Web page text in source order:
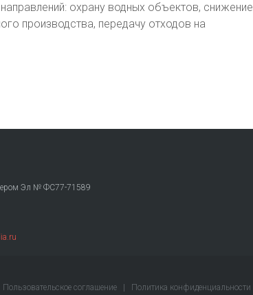
охрану водных объектов, снижение
производства, передачу отходов на
Эл № ФС77-71589
Пользовательское соглашение Политика конфиденциальности